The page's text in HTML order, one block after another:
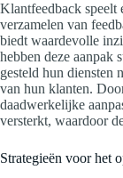
Klantfeedback speelt
verzamelen van
biedt waardevolle
hebben deze aanpak
gesteld hun diensten
van hun klanten.
daadwerkelijke
versterkt, waardoor
Strategieën voor het